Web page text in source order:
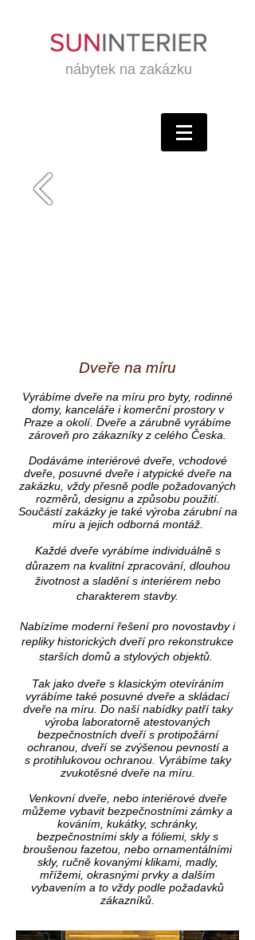
nábytek na zakázku
Dveře na míru
Vyrábíme dveře na míru pro byty, rodinné
domy, kanceláře i komerční prostory v
Praze a okolí. Dveře a zárubně vyrábíme
zároveň pro zákazníky z celého Česka.
Dodáváme interiérové dveře, vchodové
dveře, posuvné dveře i atypické dveře na
zakázku, vždy přesně podle požadovaných
rozměrů, designu a způsobu použití.
Součástí zakázky je také výroba zárubní na
míru a jejich odborná montáž.
Každé dveře vyrábíme individuálně s
důrazem na kvalitní zpracování, dlouhou
životnost a sladění s interiérem nebo
charakterem stavby.
Nabízíme moderní řešení pro novostavby i
repliky historických dveří pro rekonstrukce
starších domů a stylových objektů.
Tak jako dveře s klasickým otevíráním
vyrábíme také posuvné dveře a skládací
dveře na míru. Do naší nabídky patří taky
výroba laboratorně atestovaných
bezpečnostních dveří s protipožární
ochranou, dveří se zvýšenou pevností a
s protihlukovou ochranou. Vyrábíme taky
zvukotěsné dveře na míru.
Venkovní dveře, nebo interiérové dveře
můžeme vybavit bezpečnostními zámky a
kováním, kukátky, schránky,
bezpečnostními skly a fóliemi, skly s
broušenou fazetou, nebo ornamentálními
skly, ručně kovanými klikami, madly,
mřížemi, okrasnými prvky a dalším
vybavením a to vždy podle požadavků
zákazníků.